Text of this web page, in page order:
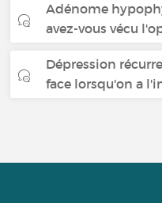
Adénome
avez-vous vécu
Dépression
face lorsqu'on a